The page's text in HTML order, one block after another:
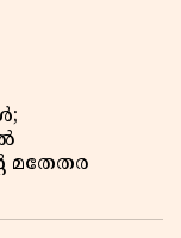
മതേതര